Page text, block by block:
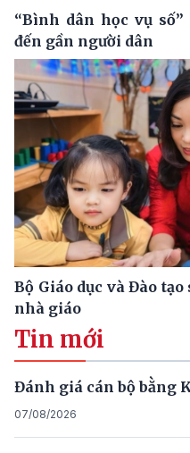
“Bình dân học vụ
đến gần người dân
Bộ Giáo dục và Đào
nhà giáo
Tin mới
Đánh giá cán bộ bằng
07/08/2026